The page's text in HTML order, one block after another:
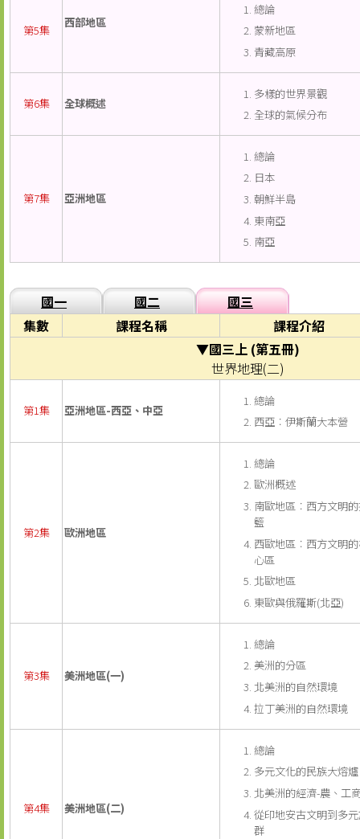
第5集
西部地區
總論
蒙新地區
青藏高原
第6集 全球概述
多樣的世界景觀
全球的氣候分布
第7集 亞洲地區
總論
日本
朝鮮半島
東南亞
南亞
國一 國二
國三
集數
課程名稱
課程介紹
▼國三上 (第五冊)
世界地理(二)
第1集 亞洲地區-西亞、中亞
總論
西亞︰伊斯蘭大本營
第2集 歐洲地區
總論
歐洲概述
南歐地區︰西方文明
籃
西歐地區︰西方文明
心區
北歐地區
東歐與俄羅斯(北亞)
第3集 美洲地區(一)
總論
美洲的分區
北美洲的自然環境
拉丁美洲的自然環境
第4集 美洲地區(二)
總論
多元文化的民族大熔爐
北美洲的經濟-農、工
從印地安古文明到多
群